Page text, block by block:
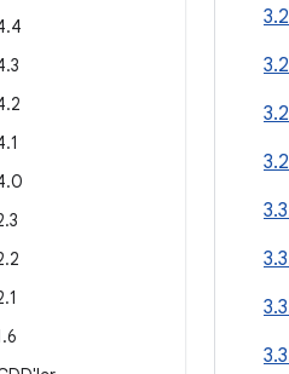
.4
.3
.2
.1
.0
.3
.2
.1
.6